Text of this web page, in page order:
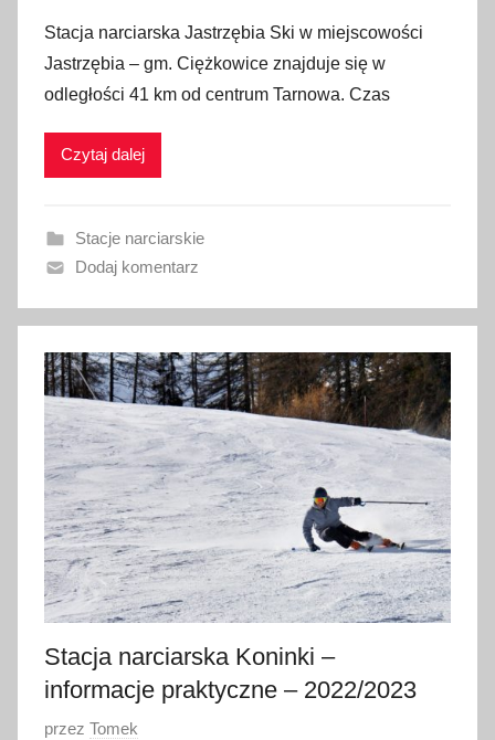
u
b
l
i
a
n
6
s
t
y
c
z
n
i
a
2
2
Stacja narciarska Jastrzębia Ski w miejscowości
Jastrzębia – gm. Ciężkowice znajduje się w
odległości 41 km od centrum Tarnowa. Czas
Czytaj dalej
Stacje narciarskie
Dodaj komentarz
Stacja narciarska Koninki –
informacje praktyczne – 2022/2023
O
przez Tomek